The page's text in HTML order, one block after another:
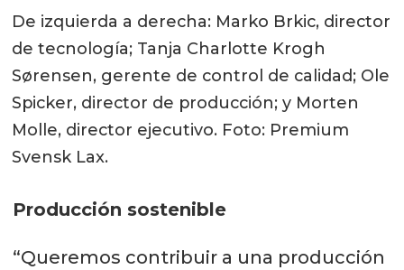
De izquierda a derecha: Marko Brkic, director
de tecnología; Tanja Charlotte Krogh
Sørensen, gerente de control de calidad; Ole
Spicker, director de producción; y Morten
Molle, director ejecutivo. Foto: Premium
Svensk Lax.
Producción sostenible
“Queremos contribuir a una producción